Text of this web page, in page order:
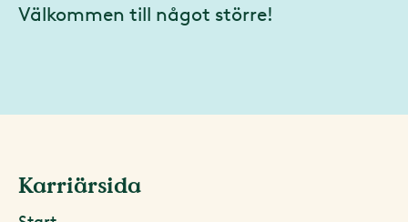
Välkommen till något större!
Karriärsida